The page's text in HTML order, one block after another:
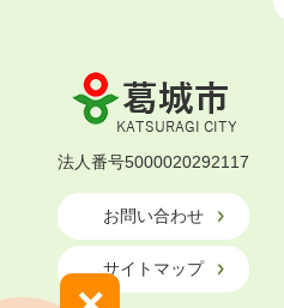
葛
城
市
KATSURAGI
CITY
法人番号5000020292117
お問い合わせ
サイトマップ